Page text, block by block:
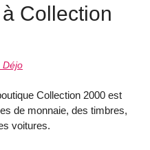
Collection
Déjo
Collection 2000 est
de monnaie, des timbres,
voitures.